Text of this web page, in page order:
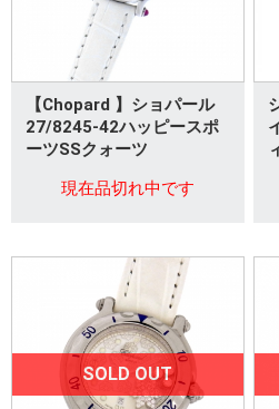
【Chopard 】ショパール
27/8245-42ハッピースポ
ーツSSクォーツ
現在品切れ中です
SOLD OUT